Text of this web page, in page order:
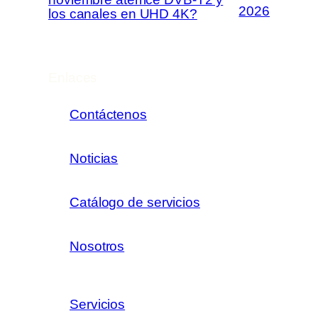
los canales en UHD 4K?
2026
Contáctenos
Noticias
Catálogo de servicios
Nosotros
Servicios